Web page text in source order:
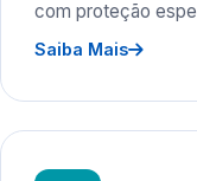
com proteção
Saiba Mais